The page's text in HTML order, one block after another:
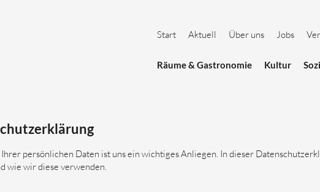
Start Aktuell Über uns Jobs
Räume & Gastronomie Kultur
persönlichen Daten ist uns ein wichtiges Anliegen. In dieser
wie wir diese verwenden.